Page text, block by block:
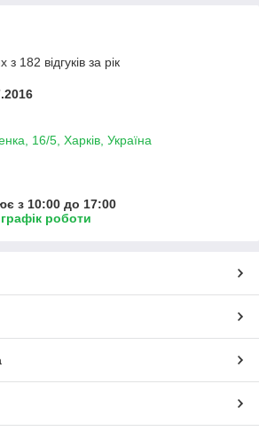
182 відгуків за рік
16/5, Харків, Україна
з 10:00 до 17:00
роботи